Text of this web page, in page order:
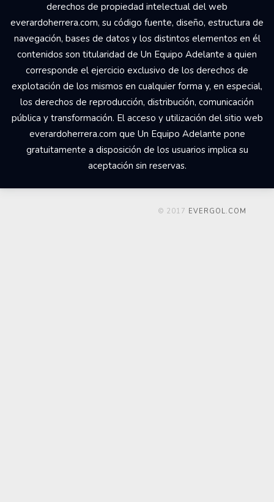
derechos de propiedad intelectual del web
everardoherrera.com, su código fuente, diseño, estructura de
navegación, bases de datos y los distintos elementos en él
contenidos son titularidad de Un Equipo Adelante a quien
corresponde el ejercicio exclusivo de los derechos de
explotación de los mismos en cualquier forma y, en especial,
los derechos de reproducción, distribución, comunicación
pública y transformación. El acceso y utilización del sitio web
everardoherrera.com que Un Equipo Adelante pone
gratuitamente a disposición de los usuarios implica su
aceptación sin reservas.
© 2017 EVERGOL.COM